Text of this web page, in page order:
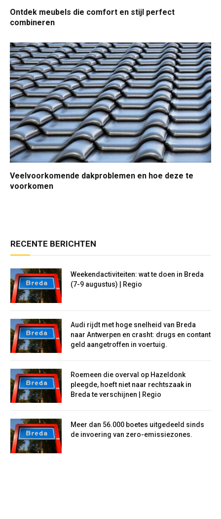
Ontdek meubels die comfort en stijl perfect
combineren
Veelvoorkomende dakproblemen en hoe deze te
voorkomen
RECENTE BERICHTEN
Weekendactiviteiten: wat te doen in Breda
(7-9 augustus) | Regio
Audi rijdt met hoge snelheid van Breda
naar Antwerpen en crasht: drugs en contant
geld aangetroffen in voertuig.
Roemeen die overval op Hazeldonk
pleegde, hoeft niet naar rechtszaak in
Breda te verschijnen | Regio
Meer dan 56.000 boetes uitgedeeld sinds
de invoering van zero-emissiezones.